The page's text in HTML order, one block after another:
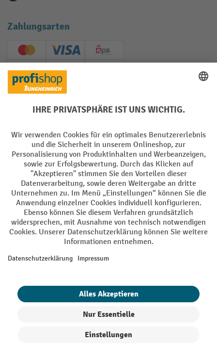
Zahlungsarten
Creditcard (Master)Creditcard (Visa)
EPS
PayPal
Soziale Netzwerke
Impressum Datenschutz
Barrierefreiheit Privacy Settings
Alle Preise exkl. gesetzl. Mehrwertsteuer zzgl.Versandkostenund ggf.
Nachnahmegebühren, wenn nicht anders angegeben.
¹ Der Rabatt gilt so lange der Vorrat reicht. Der Rabatt gilt nicht auf
oder Gutscheinen ist nicht möglich. | ² Der Rabatt wird einmalig bei
eingelöst werden. Die Höhe des Rabatts variiert je nach
Produktkategorie und beträgt bis zu 10 % (10 % auf Lager, Umwelt,
Heben | 7% auf Büro). Ausgenommen sind Elektro-Hubwagen,
Ausschluss von Werkzeug. Gilt nicht auf Sonderpreise. Kombination